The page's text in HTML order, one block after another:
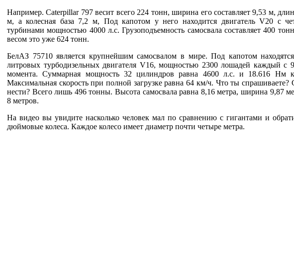
Например. Caterpillar 797 весит всего 224 тонн, ширина его составляет 9,53 м,
м, а колесная база 7,2 м, Под капотом у него находится двигатель V20 с
турбинами мощностью 4000 л.с. Грузоподъемность самосвала составляет 400
весом это уже 624 тонн.
БелАЗ 75710 является крупнейшим самосвалом в мире. Под капотом
литровых турбодизельных двигателя V16, мощностью 2300 лошадей каждый с
момента. Суммарная мощность 32 цилиндров равна 4600 л.с. и 18.616 Нм
Максимальная скорость при полной загрузке равна 64 км/ч. Что ты спрашиваете?
нести? Всего лишь 496 тонны. Высота самосвала равна 8,16 метра, ширина 9,87
8 метров.
На видео вы увидите насколько человек мал по сравнению с гигантами и
дюймовые колеса. Каждое колесо имеет диаметр почти четыре метра.